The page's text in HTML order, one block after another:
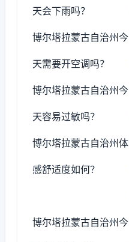
天会下雨吗？
博尔塔拉蒙古自治州今
天需要开空调吗？
博尔塔拉蒙古自治州今
天容易过敏吗？
博尔塔拉蒙古自治州体
感舒适度如何？
博尔塔拉蒙古自治州今